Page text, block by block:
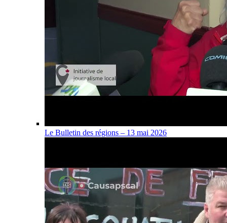
Le Bulletin des régions – 13 mai 2026